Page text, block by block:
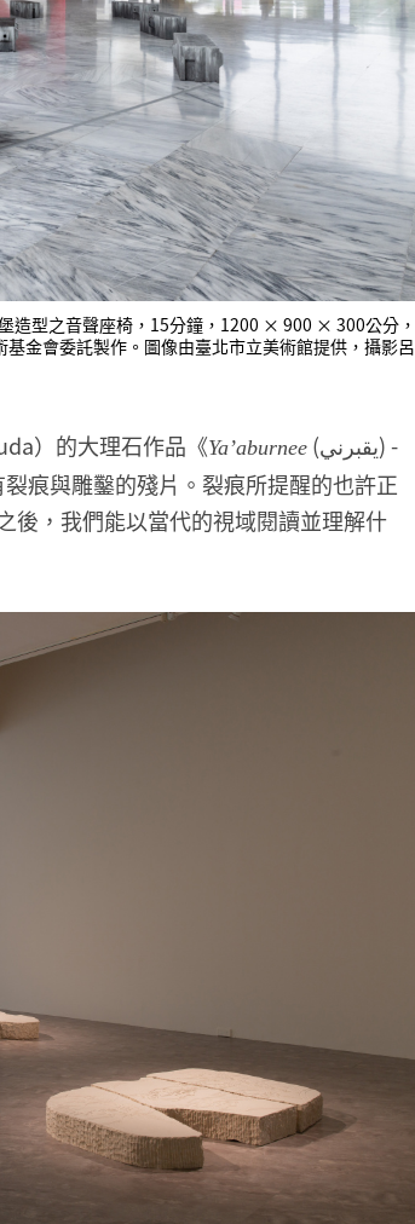
造型之音聲座椅，15分鐘，1200 × 900 × 300公分，
金會委託製作。圖像由臺北市立美術館提供，攝影呂
）的大理石作品《Ya’aburnee (يقبرني) -
痕與雕鑿的殘片。裂痕所提醒的也許正
後，我們能以當代的視域閱讀並理解什